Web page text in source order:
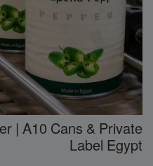
| A10 Cans & Private
Label Egypt